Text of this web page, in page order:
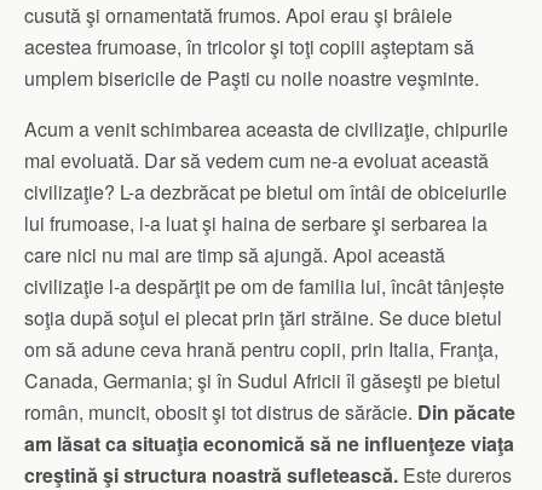
cusută şi ornamentată frumos. Apoi erau şi brâiele
acestea frumoase, în tricolor şi toţi copiii aşteptam să
umplem bisericile de Paşti cu noile noastre veşminte.
Acum a venit schimbarea aceasta de civilizaţie, chipurile
mai evoluată. Dar să vedem cum ne-a evoluat această
civilizaţie? L-a dezbrăcat pe bietul om întâi de obiceiurile
lui frumoase, i-a luat şi haina de serbare şi serbarea la
care nici nu mai are timp să ajungă. Apoi această
civilizaţie l-a despărţit pe om de familia lui, încât tânjește
soţia după soţul ei plecat prin ţări străine. Se duce bietul
om să adune ceva hrană pentru copii, prin Italia, Franţa,
Canada, Germania; şi în Sudul Africii îl găseşti pe bietul
român, muncit, obosit şi tot distrus de sărăcie. Din păcate
am lăsat ca situaţia economică să ne influenţeze viaţa
creştină şi structura noastră sufletească. Este dureros